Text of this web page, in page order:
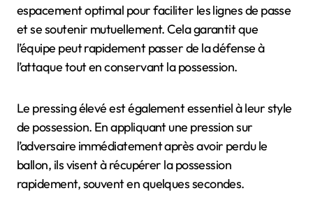
espacement optimal pour faciliter les lignes de passe
et se soutenir mutuellement. Cela garantit que
l’équipe peut rapidement passer de la défense à
l’attaque tout en conservant la possession.
Le pressing élevé est également essentiel à leur style
de possession. En appliquant une pression sur
l’adversaire immédiatement après avoir perdu le
ballon, ils visent à récupérer la possession
rapidement, souvent en quelques secondes.